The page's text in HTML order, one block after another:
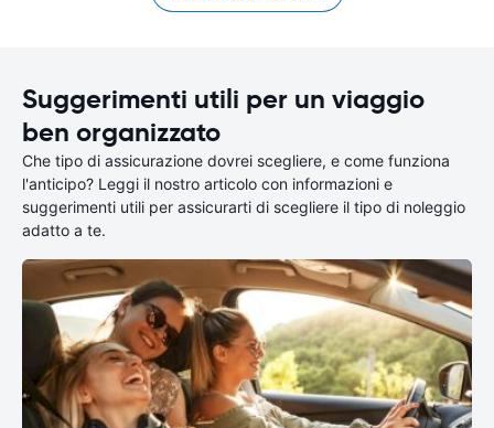
Suggerimenti utili per un viaggio
ben organizzato
Che tipo di assicurazione dovrei scegliere, e come funziona
l'anticipo? Leggi il nostro articolo con informazioni e
suggerimenti utili per assicurarti di scegliere il tipo di noleggio
adatto a te.